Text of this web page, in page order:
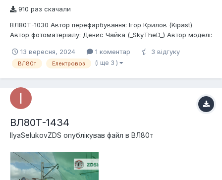
910 раз скачали
ВЛ80Т-1030 Автор перефарбування: Ігор Крилов (Kipast)
Автор фотоматеріалу: Денис Чайка (_SkyTheD_) Автор моделі:
Полтава Опис: Електровоз змінного струму Української
залізниці ВЛ80Т-1030
13 вересня, 2024 1 коментар 3 відгуку
ВЛ80т Електровоз (і ще 3 )
ВЛ80Т-1434
IlyaSelukovZDS опублікував файл в ВЛ80т